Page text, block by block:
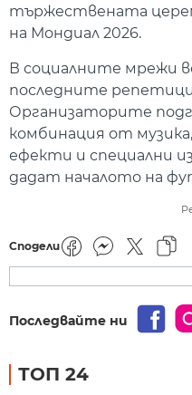
тържествената
на Мондиал 2026.
В социалните мрежи
последните
Организаторите
комбинация от
ефекти и специални
дадат началото на
Сподели
Последвайте ни
ТОП 24